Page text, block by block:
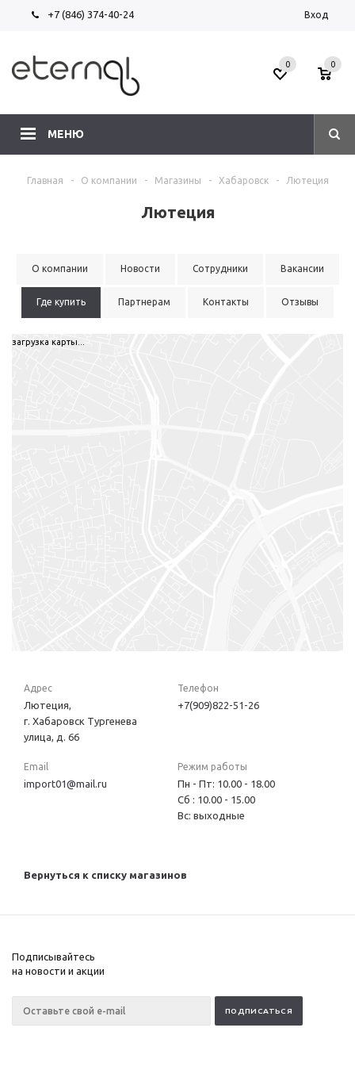
+7 (846) 374-40-24 Вход
МЕНЮ
0 0
Главная - О компании - Магазины - Хабаровск - Лютеция
Лютеция
О компании Новости Сотрудники Вакансии
Где купить Партнерам Контакты Отзывы
загрузка карты...
Адрес
Лютеция,
г. Хабаровск Тургенева
улица, д. 66
Телефон
+7(909)822-51-26
Email
import01@mail.ru
Режим работы
Пн - Пт: 10.00 - 18.00
Сб : 10.00 - 15.00
Вс: выходные
Вернуться к списку магазинов
Подписывайтесь
на новости и акции